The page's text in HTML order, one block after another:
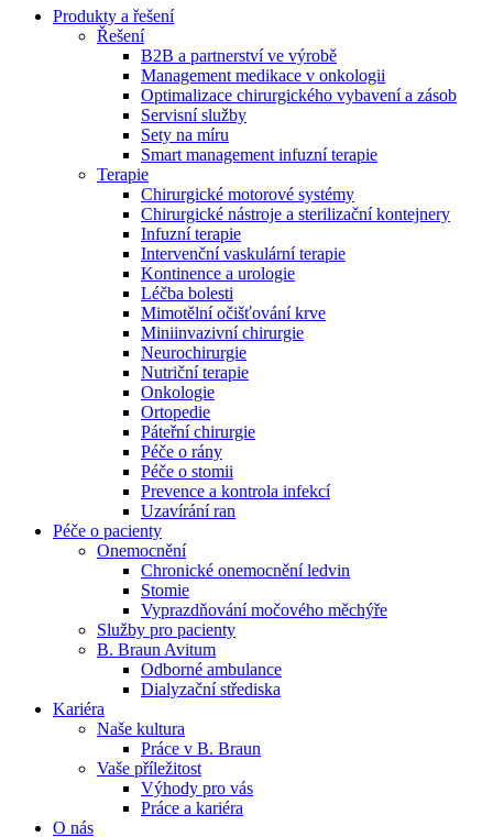
Produktový katalog​
Objevte naše produkty. Navštivte produktový katalog B.
Braun s našim kompletním produktovým portfoliem.
Odborné ambulance
Naše specializované ambulance jsou tu pro vás. Zvolte
specializaci a město, které potřebujete, a objednejte se do naší
ambulance.
Zůstaňte v dialogu s B. Braun. ​Kontaktujte nás.​
Produkty a řešení
Řešení
B2B a partnerství ve výrobě
Management medikace v onkologii
Optimalizace chirurgického vybavení a zásob
Servisní služby
Sety na míru
Smart management infuzní terapie​
Terapie
Chirurgické motorové systémy
Chirurgické nástroje a sterilizační kontejnery
Infuzní terapie
Intervenční vaskulární terapie
Kontinence a urologie
Léčba bolesti
Mimotělní očišťování krve
Miniinvazivní chirurgie
Neurochirurgie
Nutriční terapie
Onkologie
Ortopedie
Páteřní chirurgie
Péče o rány
Péče o stomii
Prevence a kontrola infekcí
Uzavírání ran
Péče o pacienty
Onemocnění
Chronické onemocnění ledvin
Stomie
Vyprazdňování močového měchýře
Služby pro pacienty
B. Braun Avitum
Odborné ambulance
Dialyzační střediska
Kariéra
Naše kultura
Práce v B. Braun
Vaše příležitost​
Výhody pro vás
Práce a kariéra
O nás